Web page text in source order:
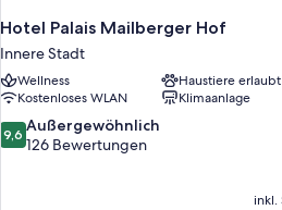
Hotel Palais Mailberger Hof
Innere Stadt
Wellness
Haustiere erlaubt
Kostenloses WLAN
Klimaanlage
9.6
von
9,6 Außergewöhnlich
126 Bewertungen
inkl.